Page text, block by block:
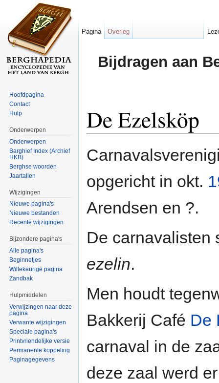
Bijdragen aan
De Ezelsköp
opgericht in okt.
Arendsen en ?.
De carnavalisten
ezelin.
Men houdt
Bakkerij Café De
carnaval in de
deze zaal werd
Pagina Overleg
Hoofdpagina
Contact
Hulp
Onderwerpen
Onderwerpen
Barghief Index (Archief
HKB)
Berghse woorden
Jaartallen
Wijzigingen
Nieuwe pagina's
Nieuwe bestanden
Recente wijzigingen
Bijzondere pagina's
Alle pagina's
Beginnetjes
Willekeurige pagina
Zandbak
Hulpmiddelen
Verwijzingen naar deze
pagina
Verwante wijzigingen
Speciale pagina's
Printvriendelijke versie
Permanente koppeling
Paginagegevens